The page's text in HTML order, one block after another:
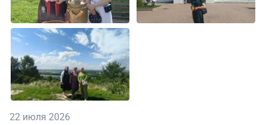
22 июля 2026